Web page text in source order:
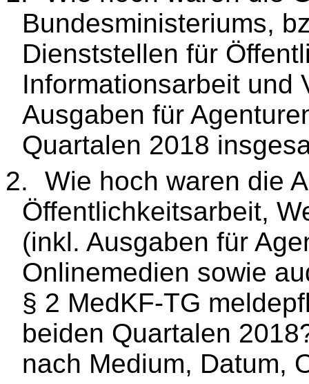
Bundesministeriums,
Dienststellen für
Informationsarbeit und
Ausgaben für
Quartalen 2018
2.
Wie hoch waren die
Öffentlichkeitsarbeit,
(inkl. Ausgaben für
Onlinemedien sowie
§ 2 MedKF-TG
beiden Quartalen
nach Medium, Datum,